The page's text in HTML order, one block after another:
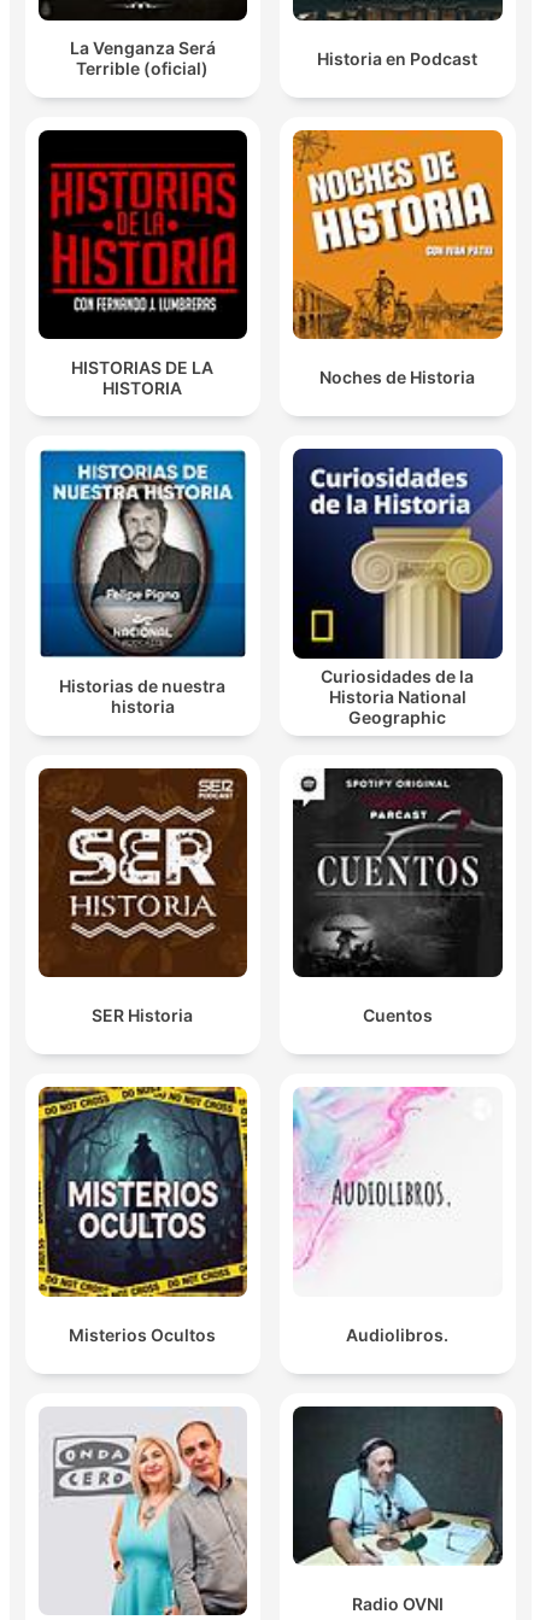
La Venganza Será
Terrible (oficial)
Historia en Podcast
HISTORIAS DE LA
HISTORIA
Noches de Historia
Historias de nuestra
historia
Curiosidades de la
Historia National
Geographic
SER Historia Cuentos
Misterios Ocultos Audiolibros.
Radio OVNI